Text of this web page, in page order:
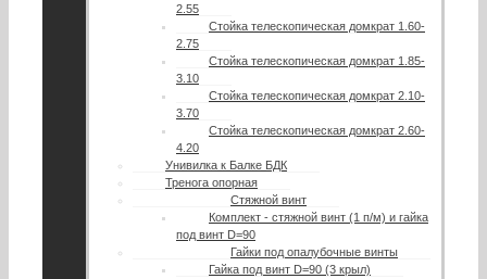
2.55
Стойка телескопическая домкрат 1.60-
2.75
Стойка телескопическая домкрат 1.85-
3.10
Стойка телескопическая домкрат 2.10-
3.70
Стойка телескопическая домкрат 2.60-
4.20
Унивилка к Балке БДК
Тренога опорная
Стяжной винт
Комплект - стяжной винт (1 п/м) и гайка
под винт D=90
Гайки под опалубочные винты
Гайка под винт D=90 (3 крыл)